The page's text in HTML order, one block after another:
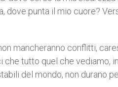
dove punta il mio cuore?
mancheranno conflitti,
che tutto quel che vediamo,
del mondo, non durano